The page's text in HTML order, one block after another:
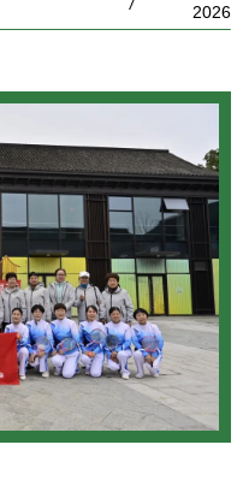
2026